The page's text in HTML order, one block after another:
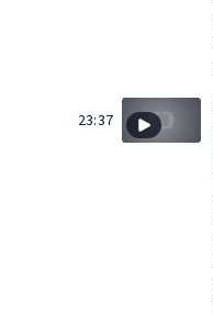
23:37